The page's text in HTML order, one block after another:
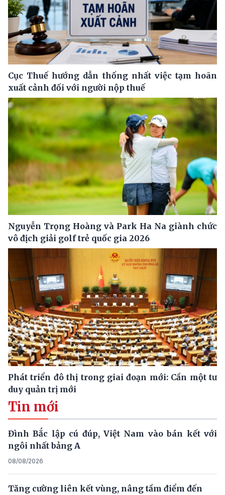
Cục Thuế hướng dẫn thống nhất việc tạm hoãn
xuất cảnh đối với người nộp thuế
Nguyễn Trọng Hoàng và Park Ha Na giành chức
vô địch giải golf trẻ quốc gia 2026
Phát triển đô thị trong giai đoạn mới: Cần một tư
duy quản trị mới
Tin mới
Đình Bắc lập cú đúp, Việt Nam vào bán kết với
ngôi nhất bảng A
08/08/2026
Tăng cường liên kết vùng, nâng tầm điểm đến